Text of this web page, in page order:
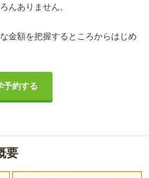
んありません。
金額を把握するところからはじめ
予約する
要